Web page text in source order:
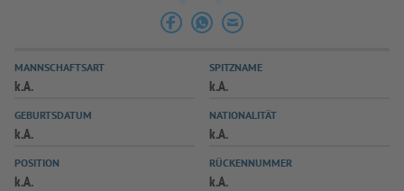
SPIELPLUS
MANNSCHAFTSART
k.A.
SPITZNAME
k.A.
GEBURTSDATUM
k.A.
NATIONALITÄT
k.A.
POSITION
k.A.
RÜCKENNUMMER
k.A.